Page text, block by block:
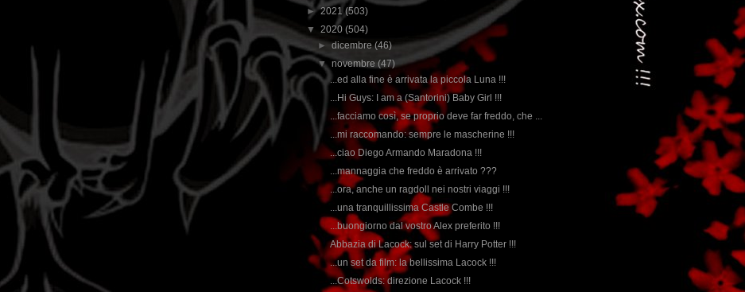
►2021(503)
▼ 2020 (504)
►dicembre(46)
▼novembre(47)
...ed alla fine è arrivata la piccola Luna !!!
...Hi Guys: I am a (Santorini) Baby Girl !!!
...facciamo così, se proprio deve far freddo, che ...
...mi raccomando: sempre le mascherine !!!
...ciao Diego Armando Maradona !!!
...mannaggia che freddo è arrivato ???
...ora, anche un ragdoll nei nostri viaggi !!!
...una tranquillissima Castle Combe !!!
...buongiorno dal vostro Alex preferito !!!
Abbazia di Lacock: sul set di Harry Potter !!!
...un set da film: la bellissima Lacock !!!
...Cotswolds: direzione Lacock !!!